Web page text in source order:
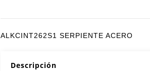
ALKCINT262S1 SERPIENTE ACERO
Descripción